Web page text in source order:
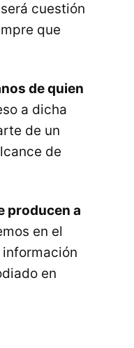
cuestión
que
de quien
a dicha
de un
de
producen a
en el
en